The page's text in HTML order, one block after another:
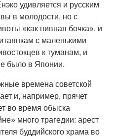
удивляется и русским
в молодости, но с
«как пивная бочка», и
с маленькими
к туманам, и
было в Японии.
времена советской
и, например, прячет
во время обыска
много трагедии: арест
буддийского храма во